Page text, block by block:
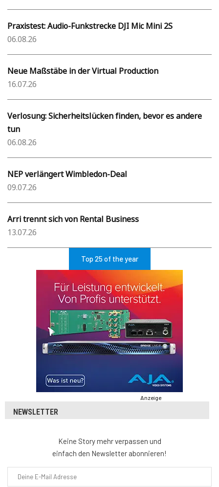
Praxistest: Audio-Funkstrecke DJI Mic Mini 2S
06.08.26
Neue Maßstäbe in der Virtual Production
16.07.26
Verlosung: Sicherheitslücken finden, bevor es andere
tun
06.08.26
NEP verlängert Wimbledon-Deal
09.07.26
Arri trennt sich von Rental Business
13.07.26
Top 25 of the year
Anzeige
NEWSLETTER
Keine Story mehr verpassen und
einfach den Newsletter abonnieren!